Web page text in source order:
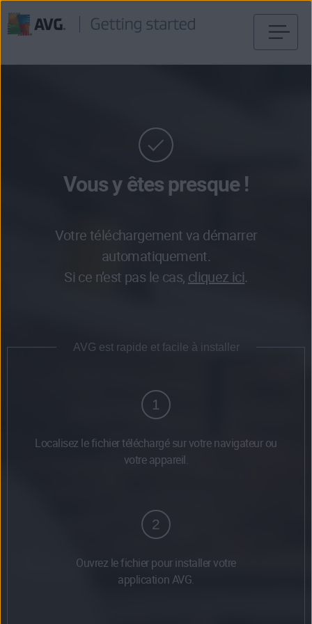
Vous y êtes presque !
Votre téléchargement va démarrer
automatiquement.
Si ce n’est pas le cas, cliquez ici.
AVG est rapide et facile à installer
1
Localisez le fichier téléchargé sur votre navigateur ou
votre appareil.
2
Ouvrez le fichier pour installer votre
application AVG.